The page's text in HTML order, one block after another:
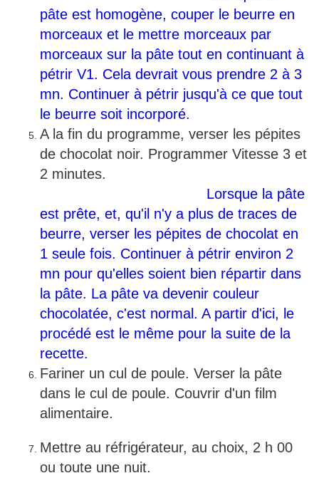
pâte est homogène, couper le beurre en
morceaux et le mettre morceaux par
morceaux sur la pâte tout en continuant à
pétrir V1. Cela devrait vous prendre 2 à 3
mn. Continuer à pétrir jusqu'à ce que tout
le beurre soit incorporé.
A la fin du programme, verser les pépites
de chocolat noir. Programmer Vitesse 3 et
2 minutes.
Lorsque la pâte
est prête, et, qu'il n'y a plus de traces de
beurre, verser les pépites de chocolat en
1 seule fois. Continuer à pétrir environ 2
mn pour qu'elles soient bien répartir dans
la pâte. La pâte va devenir couleur
chocolatée, c'est normal. A partir d'ici, le
procédé est le même pour la suite de la
recette.
Fariner un cul de poule. Verser la pâte
dans le cul de poule. Couvrir d'un film
alimentaire.
Mettre au réfrigérateur, au choix, 2 h 00
ou toute une nuit.